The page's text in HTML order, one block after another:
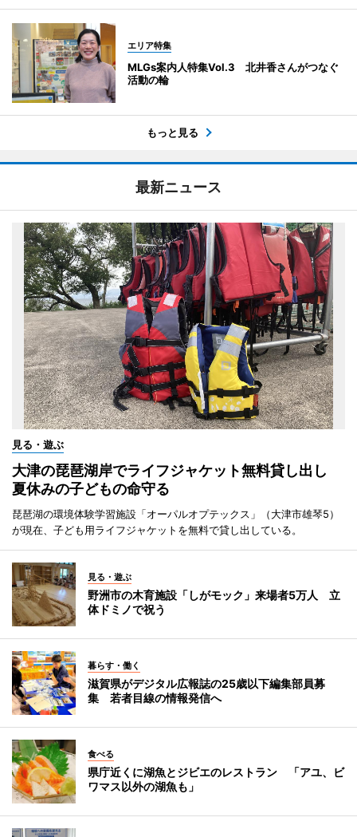
エリア特集
MLGs案内人特集Vol.3 北井香さんがつなぐ
活動の輪
もっと見る
最新ニュース
見る・遊ぶ
大津の琵琶湖岸でライフジャケット無料貸し出し
夏休みの子どもの命守る
琵琶湖の環境体験学習施設「オーパルオプテックス」（大津市雄琴5）
が現在、子ども用ライフジャケットを無料で貸し出している。
見る・遊ぶ
野洲市の木育施設「しがモック」来場者5万人 立
体ドミノで祝う
暮らす・働く
滋賀県がデジタル広報誌の25歳以下編集部員募
集 若者目線の情報発信へ
食べる
県庁近くに湖魚とジビエのレストラン 「アユ、ビ
ワマス以外の湖魚も」